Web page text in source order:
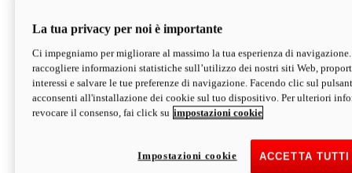
V2 SP
Hypermotard V2 SP
120,4 CVPotenza
94 NmCoppia
177 kgPeso in ordine di marcia
senza carburante
Depotenziata 35 kW: 18.890 € i
configura scopri di più
La tua privacy per noi è importante
Ci impegniamo per migliorare al massimo la tua esperienza di
raccogliere informazioni statistiche sull’utilizzo dei nostri siti Web,
interessi e salvare le tue preferenze di navigazione. Facendo clic sul
acconsenti all'installazione dei cookie sul tuo dispositivo. Per ulteriori
revocare il consenso, fai click su impostazioni cookie
ACCETTA
Impostazioni cookie